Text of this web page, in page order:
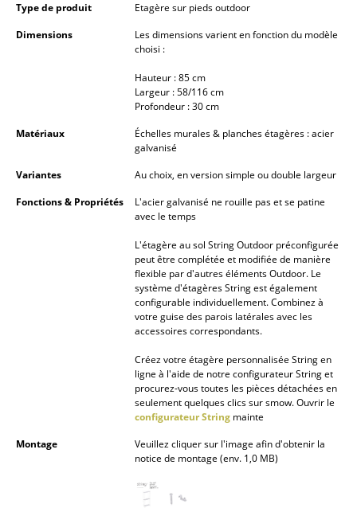
Meubles TV
Caissons roulants et Meubles d’appoint
Petits rangements
Pièces détachées
... voir tous les rangements
Suspensions & Plafonniers
Lampes de bureau
Lampadaires et Liseuses
Luminaires d’extérieur
Type de produit
Etagère sur pieds outdoor
Dimensions
Les dimensions varient en fonction du modèle
choisi :
Hauteur : 85 cm
Largeur : 58/116 cm
Profondeur : 30 cm
Matériaux
Échelles murales & planches étagères : acier
galvanisé
Variantes
Au choix, en version simple ou double largeur
Fonctions & Propriétés
L'acier galvanisé ne rouille pas et se patine
avec le temps
L'étagère au sol String Outdoor préconfigurée
peut être complétée et modifiée de manière
flexible par d'autres éléments Outdoor. Le
système d'étagères String est également
configurable individuellement. Combinez à
votre guise des parois latérales avec les
accessoires correspondants.
Créez votre étagère personnalisée String en
ligne à l'aide de notre configurateur String et
procurez-vous toutes les pièces détachées en
seulement quelques clics sur smow. Ouvrir le
configurateur String mainte
Montage
Veuillez cliquer sur l'image afin d'obtenir la
notice de montage (env. 1,0 MB)